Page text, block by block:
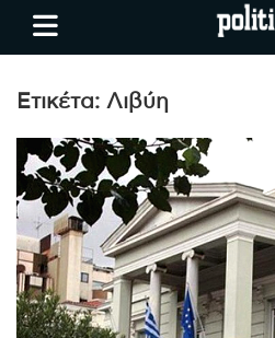
Skip
Θεσσαλονίκη,
όλο τον
politic.gr
Ετικέτα: Λιβύη